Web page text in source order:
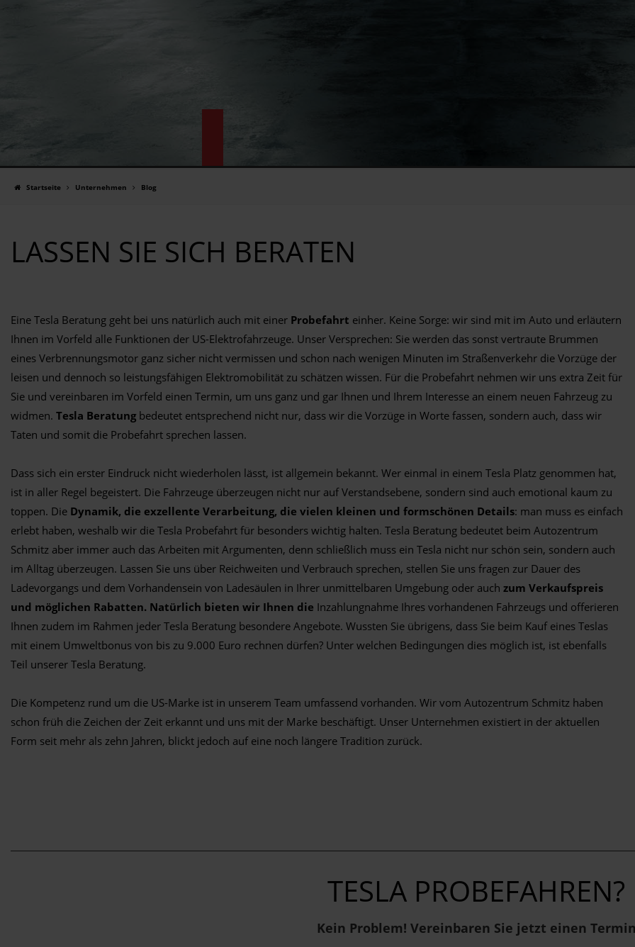
Jetzt Termin vereinbaren
Startseite Unternehmen Blog
LASSEN SIE SICH BERATEN
Eine Tesla Beratung geht bei uns natürlich auch mit einer Probefahrt einher. Keine Sorge: wir sind mit im Auto und erläutern
Ihnen im Vorfeld alle Funktionen der US-Elektrofahrzeuge. Unser Versprechen: Sie werden das sonst vertraute Brummen
eines Verbrennungsmotor ganz sicher nicht vermissen und schon nach wenigen Minuten im Straßenverkehr die Vorzüge der
leisen und dennoch so leistungsfähigen Elektromobilität zu schätzen wissen. Für die Probefahrt nehmen wir uns extra Zeit für
Sie und vereinbaren im Vorfeld einen Termin, um uns ganz und gar Ihnen und Ihrem Interesse an einem neuen Fahrzeug zu
widmen. Tesla Beratung bedeutet entsprechend nicht nur, dass wir die Vorzüge in Worte fassen, sondern auch, dass wir
Taten und somit die Probefahrt sprechen lassen.
Dass sich ein erster Eindruck nicht wiederholen lässt, ist allgemein bekannt. Wer einmal in einem Tesla Platz genommen hat,
ist in aller Regel begeistert. Die Fahrzeuge überzeugen nicht nur auf Verstandsebene, sondern sind auch emotional kaum zu
toppen. Die Dynamik, die exzellente Verarbeitung, die vielen kleinen und formschönen Details: man muss es einfach
erlebt haben, weshalb wir die Tesla Probefahrt für besonders wichtig halten. Tesla Beratung bedeutet beim Autozentrum
Schmitz aber immer auch das Arbeiten mit Argumenten, denn schließlich muss ein Tesla nicht nur schön sein, sondern auch
im Alltag überzeugen. Lassen Sie uns über Reichweiten und Verbrauch sprechen, stellen Sie uns fragen zur Dauer des
Ladevorgangs und dem Vorhandensein von Ladesäulen in Ihrer unmittelbaren Umgebung oder auch zum Verkaufspreis
und möglichen Rabatten. Natürlich bieten wir Ihnen die Inzahlungnahme Ihres vorhandenen Fahrzeugs und offerieren
Ihnen zudem im Rahmen jeder Tesla Beratung besondere Angebote. Wussten Sie übrigens, dass Sie beim Kauf eines Teslas
mit einem Umweltbonus von bis zu 9.000 Euro rechnen dürfen? Unter welchen Bedingungen dies möglich ist, ist ebenfalls
Teil unserer Tesla Beratung.
Die Kompetenz rund um die US-Marke ist in unserem Team umfassend vorhanden. Wir vom Autozentrum Schmitz haben
schon früh die Zeichen der Zeit erkannt und uns mit der Marke beschäftigt. Unser Unternehmen existiert in der aktuellen
Form seit mehr als zehn Jahren, blickt jedoch auf eine noch längere Tradition zurück.
TESLA PROBEFAHREN?
Kein Problem! Vereinbaren Sie jetzt einen